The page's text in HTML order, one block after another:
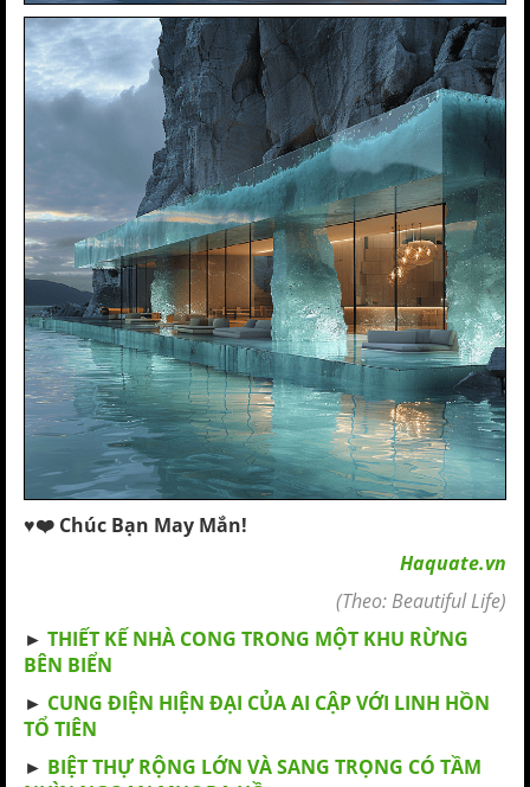
♥️❤️ Chúc Bạn May Mắn!
Haquate.vn
(Theo: Beautiful Life)
► THIẾT KẾ NHÀ CONG TRONG MỘT KHU RỪNG
BÊN BIỂN
► CUNG ĐIỆN HIỆN ĐẠI CỦA AI CẬP VỚI LINH HỒN
TỔ TIÊN
► BIỆT THỰ RỘNG LỚN VÀ SANG TRỌNG CÓ TẦM